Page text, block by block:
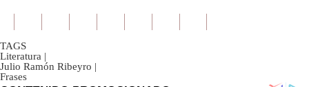
TAGS
Literatura |
Julio Ramón Ribeyro |
Frases